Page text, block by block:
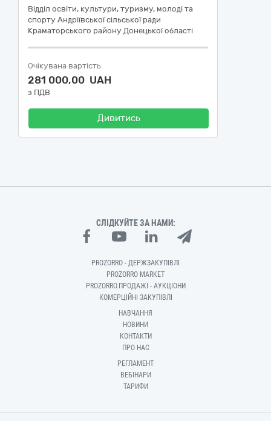
Відділ освіти, культури, туризму, молоді та
спорту Андріївської сільської ради
Краматорського району Донецької області
Очікувана вартість
281 000,00 UAH
з ПДВ
Дивитись
СЛІДКУЙТЕ ЗА НАМИ:
PROZORRO - ДЕРЖЗАКУПІВЛІ
PROZORRO MARKET
PROZORRO.ПРОДАЖІ - АУКЦІОНИ
КОМЕРЦІЙНІ ЗАКУПІВЛІ
НАВЧАННЯ
НОВИНИ
КОНТАКТИ
ПРО НАС
РЕГЛАМЕНТ
ВЕБІНАРИ
ТАРИФИ